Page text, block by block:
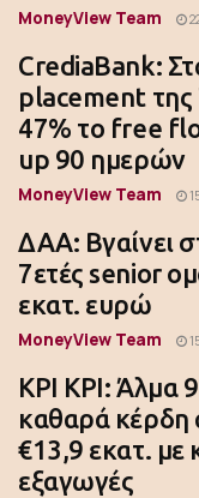
MoneyView Team
CrediaBank:
placement
47% το free
up 90 ημερών
MoneyView Team
ΔΑΑ: Βγαίνει
7ετές senior
εκατ. ευρώ
MoneyView Team
ΚΡΙ ΚΡΙ: Άλμα
καθαρά κέρδη
€13,9 εκατ. με
εξαγωγές